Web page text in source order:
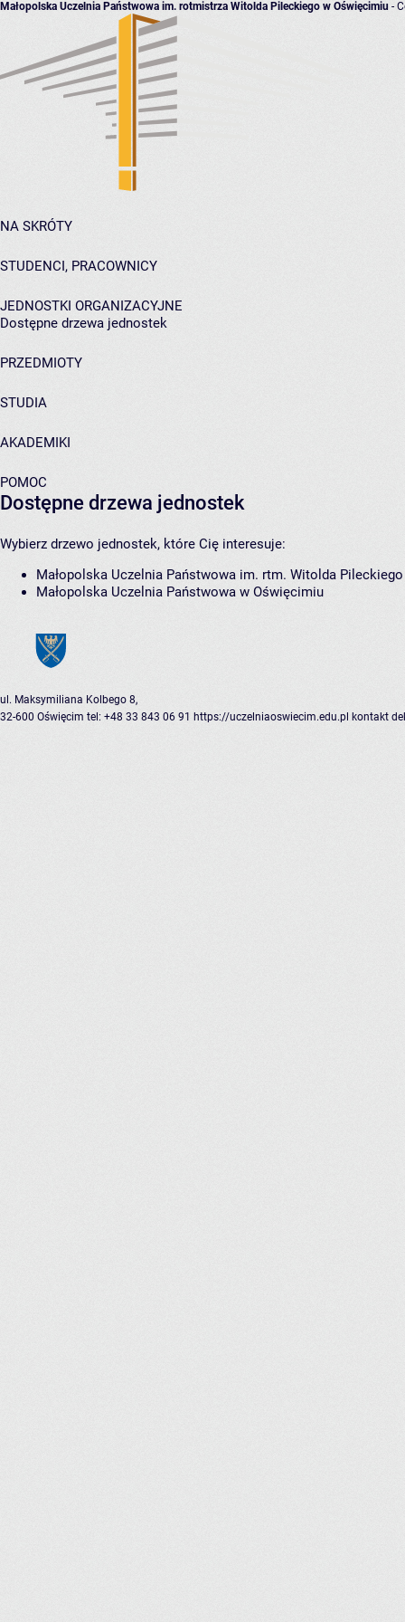
Małopolska Uczelnia Państwowa im. rotmistrza Witolda Pileckiego w Oświęcimiu -
NA SKRÓTY
STUDENCI, PRACOWNICY
JEDNOSTKI ORGANIZACYJNE
Dostępne drzewa jednostek
PRZEDMIOTY
STUDIA
AKADEMIKI
POMOC
Dostępne drzewa jednostek
Wybierz drzewo jednostek, które Cię interesuje:
Małopolska Uczelnia Państwowa im. rtm. Witolda
Małopolska Uczelnia Państwowa w Oświęcimiu
ul. Maksymiliana Kolbego 8,
32-600 Oświęcim tel: +48 33 843 06 91 https://uczelniaoswiecim.edu.pl kontakt